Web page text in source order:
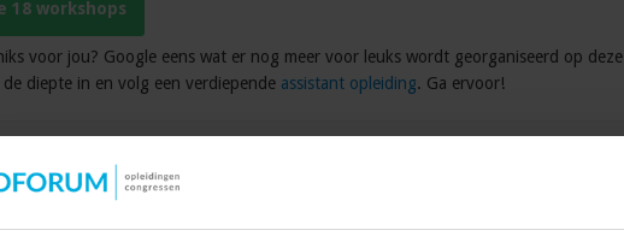
18 workshops
voor jou? Google eens wat er nog meer voor leuks wordt georganiseerd op deze
diepte in en volg een verdiepende assistant opleiding. Ga ervoor!